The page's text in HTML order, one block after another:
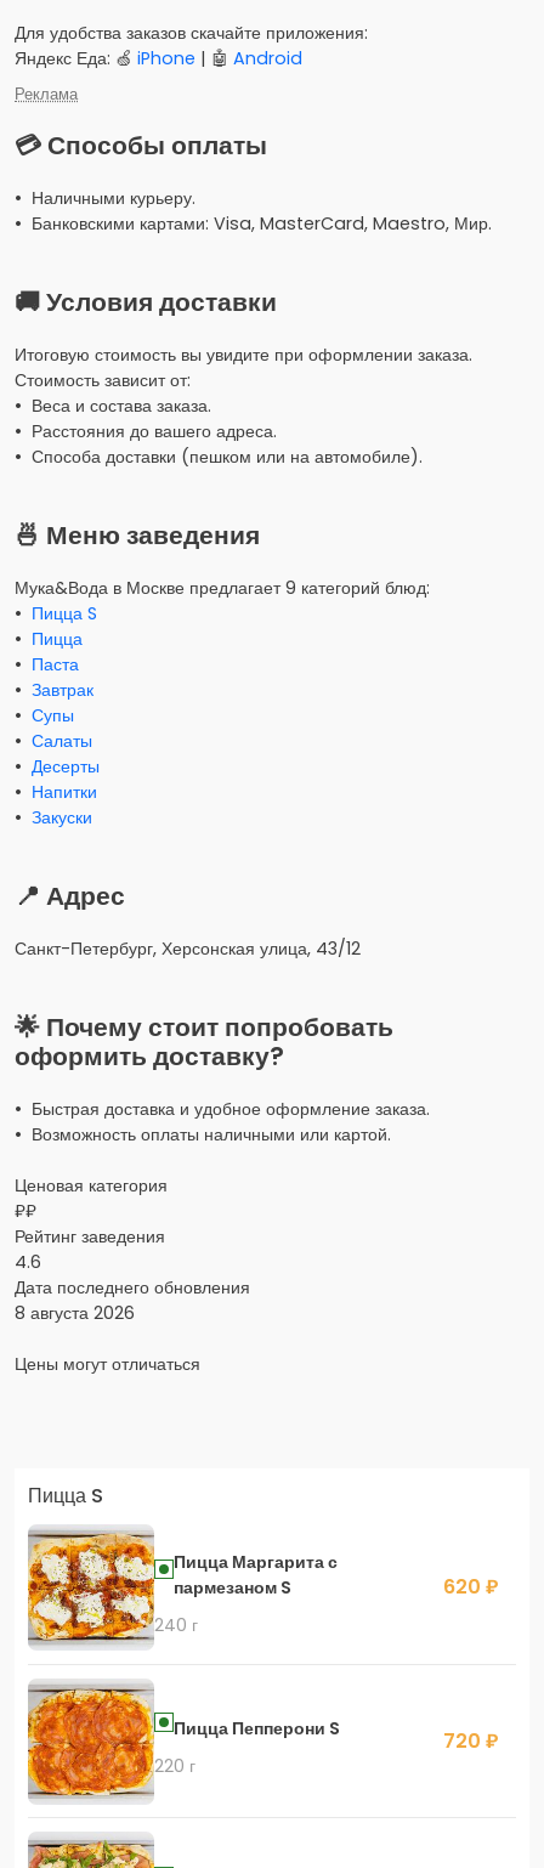
Для удобства заказов скачайте приложения:
Яндекс Еда: 🍏 iPhone | 🤖 Android
Реклама
💳 Способы оплаты
• Наличными курьеру.
• Банковскими картами: Visa, MasterCard, Maestro, Мир.
🚚 Условия доставки
Итоговую стоимость вы увидите при оформлении заказа.
Стоимость зависит от:
• Веса и состава заказа.
• Расстояния до вашего адреса.
• Способа доставки (пешком или на автомобиле).
🍜 Меню заведения
Мука&Вода в Москве предлагает 9 категорий блюд:
• Пицца S
• Пицца
• Паста
• Завтрак
• Супы
• Салаты
• Десерты
• Напитки
• Закуски
📍 Адрес
Санкт-Петербург, Херсонская улица, 43/12
🌟 Почему стоит попробовать
оформить доставку?
• Быстрая доставка и удобное оформление заказа.
• Возможность оплаты наличными или картой.
Ценовая категория
₽₽
Рейтинг заведения
4.6
Дата последнего обновления
8 августа 2026
Цены могут отличаться
Скидка 400 руб. на первый заказ в приложении!
Скидка 450 руб. на первый заказ в приложении
Пицца S
Пицца Маргарита с
пармезаном S
240 г
620 ₽
Пицца Пепперони S
220 г
720 ₽